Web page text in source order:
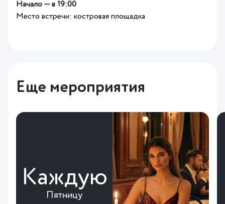
Начало — в 19:00
Место встречи: костровая площадка
Еще мероприятия
Каждую
Пятницу